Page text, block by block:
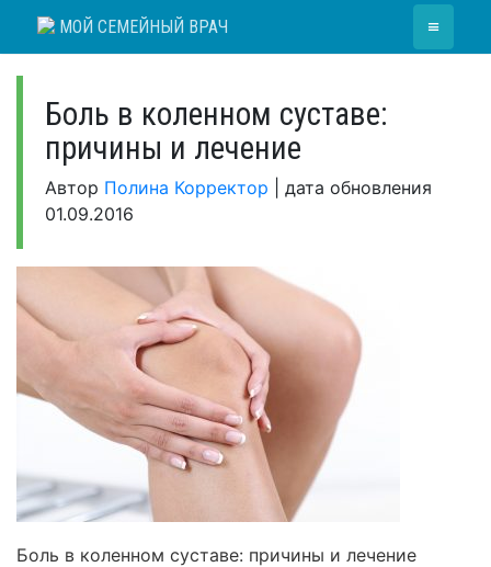
МОЙ СЕМЕЙНЫЙ ВРАЧ ≡
Боль в коленном суставе:
причины и лечение
Автор Полина Корректор
дата обновления
01.09.2016
Боль в коленном суставе: причины и лечение